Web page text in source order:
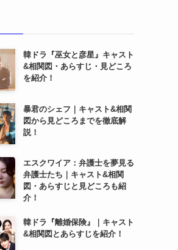
韓ドラ『巫女と彦星』キャスト
&相関図・あらすじ・見どころ
を紹介！
暴君のシェフ｜キャスト&相関
図から見どころまでを徹底解
説！
エスクワイア：弁護士を夢見る
弁護士たち｜キャスト&相関
図・あらすじと見どころも紹
介！
韓ドラ『離婚保険』｜キャスト
&相関図とあらすじを紹介！